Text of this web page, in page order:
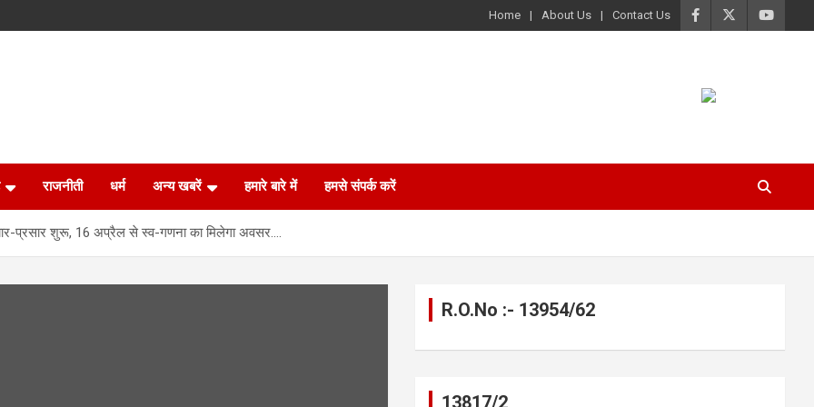
Home About Us Contact Us
राजनीती धर्म अन्य खबरें हमारे बारे में हमसे संपर्क करें
प्रसार शुरू, 16 अप्रैल से स्व-गणना का मिलेगा अवसर….
R.O.No :- 13954/62
13817/2